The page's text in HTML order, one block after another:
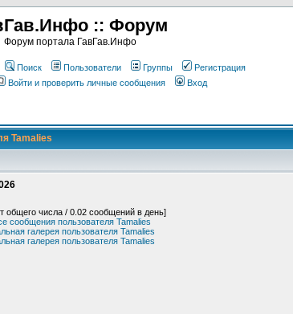
:: Форум
Форум портала ГавГав.Инфо
Поиск Пользователи Группы
Регистрация
Войти и проверить личные сообщения Вход
Tamalies
общего числа / 0.02 сообщений в день]
сообщения пользователя Tamalies
галерея пользователя Tamalies
галерея пользователя Tamalies